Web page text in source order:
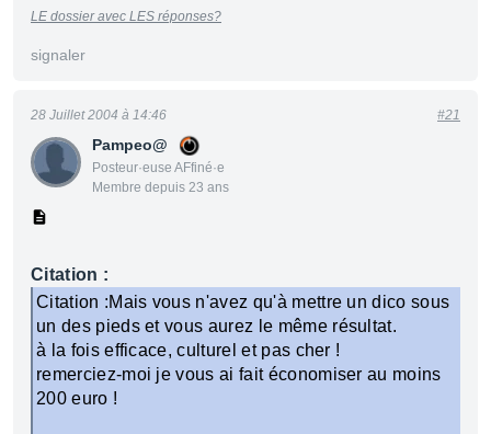
LE dossier avec LES réponses?
signaler
Pampeo@
Posteur·euse AFfiné·e
Membre depuis 23 ans
28 Juillet 2004 à 14:46 #21
Citation :
Citation :Mais vous n'avez qu'à mettre un dico sous
un des pieds et vous aurez le même résultat.
à la fois efficace, culturel et pas cher !
remerciez-moi je vous ai fait économiser au moins
200 euro !